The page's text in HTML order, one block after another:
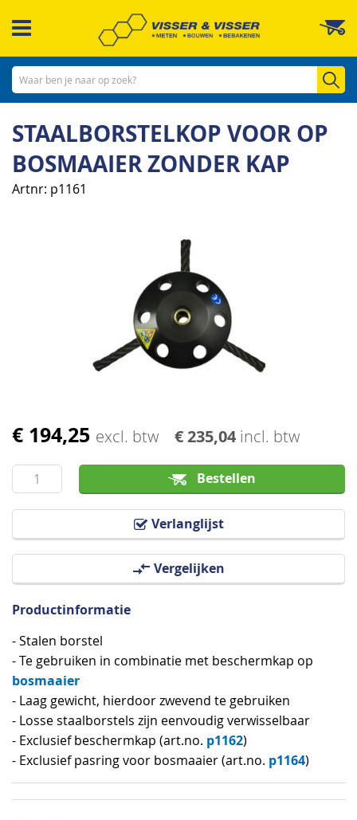
naar
inhoud
STAALBORSTELKOP VOOR OP
BOSMAAIER ZONDER KAP
Artnr p1161
€ 194,25 excl. btw € 235,04 incl. btw
Bestellen
Verlanglijst
Vergelijken
Ga
het
begin
van
Productinformatie
- Stalen borstel
- Te gebruiken in combinatie met beschermkap op
bosmaaier
- Laag gewicht, hierdoor zwevend te gebruiken
- Losse staalborstels zijn eenvoudig verwisselbaar
- Exclusief beschermkap (art.no. p1162)
- Exclusief pasring voor bosmaaier (art.no. p1164)